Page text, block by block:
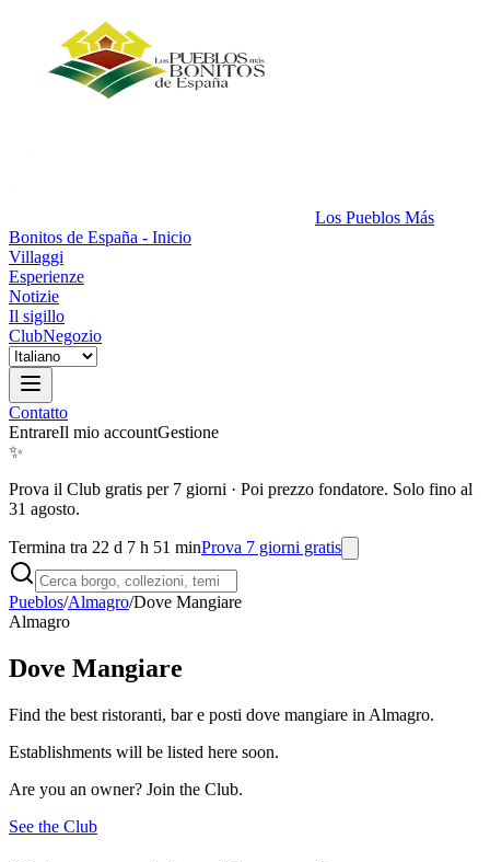
Los Pueblos Más
Bonitos de España - Inicio
Villaggi
Esperienze
Notizie
Il sigillo
ClubNegozio
Contatto
EntrareIl mio accountGestione
✨
Prova il Club gratis per 7 giorni · Poi prezzo fondatore. Solo fino al
31 agosto.
Termina tra 22 d 7 h 51 minProva 7 giorni gratis
Pueblos/Almagro/Dove Mangiare
Almagro
Dove Mangiare
Find the best ristoranti, bar e posti dove mangiare in Almagro.
Establishments will be listed here soon.
Are you an owner? Join the Club.
See the Club